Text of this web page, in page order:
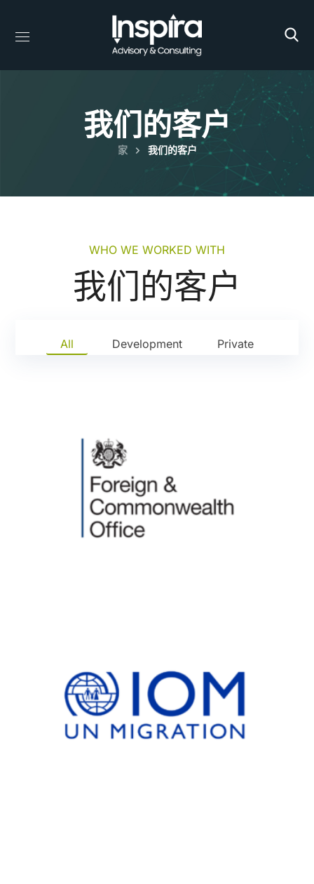
我们的客户
家 我们的客户
WHO WE WORKED WITH
我们的客户
All Development Private